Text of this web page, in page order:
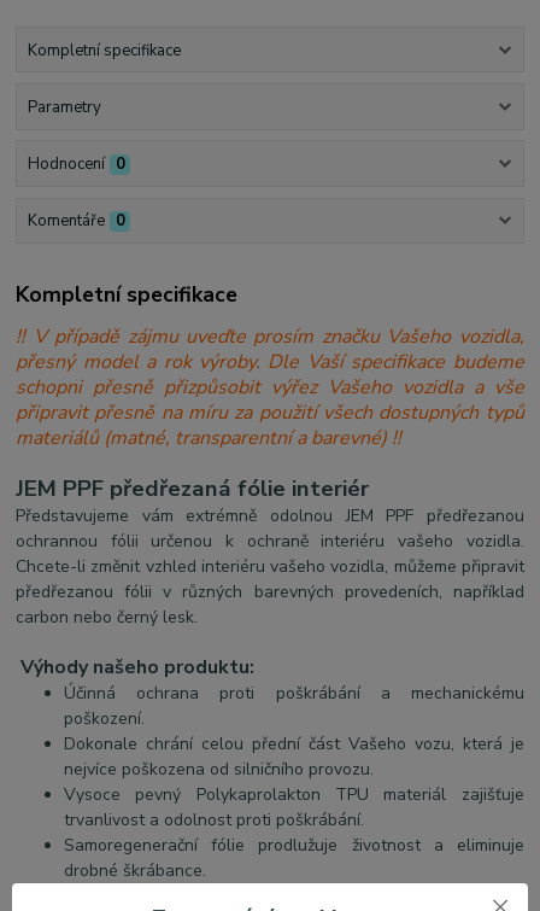
Kompletní specifikace
Parametry
Hodnocení 0
Komentáře 0
Kompletní specifikace
!! V případě zájmu uveďte prosím značku Vašeho vozidla,
přesný model a rok výroby. Dle Vaší specifikace budeme
schopni přesně přizpůsobit výřez Vašeho vozidla a vše
připravit přesně na míru za použití všech dostupných typů
materiálů (matné, transparentní a barevné) !!
JEM PPF předřezaná fólie interiér
Představujeme vám extrémně odolnou JEM PPF předřezanou
ochrannou fólii určenou k ochraně interiéru vašeho vozidla.
Chcete-li změnit vzhled interiéru vašeho vozidla, můžeme připravit
předřezanou fólii v různých barevných provedeních, například
carbon nebo černý lesk.
Výhody našeho produktu:
Účinná ochrana proti poškrábání a mechanickému
poškození.
Dokonale chrání celou přední část Vašeho vozu, která je
nejvíce poškozena od silničního provozu.
Vysoce pevný Polykaprolakton TPU materiál zajišťuje
trvanlivost a odolnost proti poškrábání.
Samoregenerační fólie prodlužuje životnost a eliminuje
drobné škrábance.